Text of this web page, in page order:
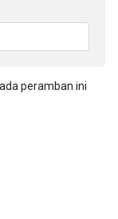
peramban ini